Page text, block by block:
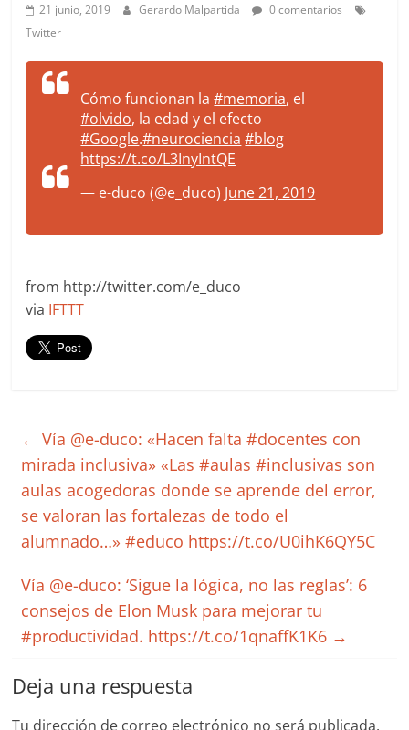
21 junio, 2019 Gerardo Malpartida
0 comentarios
Twitter
Cómo funcionan la#memoria, el
#olvido, la edad y el efecto
#Google.#neurociencia #blog
https://t.co/L3InyIntQE
— e-duco (@e_duco) June 21, 2019
from http://twitter.com/e_duco
via IFTTT
← Vía @e-duco: «Hacen falta #docentes con
mirada inclusiva» «Las #aulas #inclusivas son
aulas acogedoras donde se aprende del error,
se valoran las fortalezas de todo el
alumnado…» #educo https://t.co/U0ihK6QY5C
Vía @e-duco: ‘Sigue la lógica, no las reglas’: 6
consejos de Elon Musk para mejorar tu
#productividad. https://t.co/1qnaffK1K6 →
Deja una respuesta
Tu dirección de correo electrónico no será publicada.